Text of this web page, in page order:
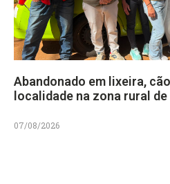
Abandonado em lixeira,
localidade na zona rural
07/08/2026